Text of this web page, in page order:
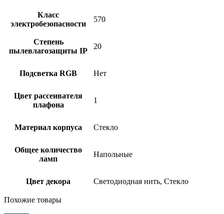
Класс
электробезопасности
570
Степень
пылевлагозащиты IP
20
Подсветка RGB Нет
Цвет рассеивателя
плафона
1
Материал корпуса Стекло
Общее количество
ламп
Напольные
Цвет декора Светодиодная нить, Стекло
Похожие товары